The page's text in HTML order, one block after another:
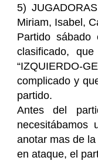
5)
Miriam, Isabel,
Partido
clasificado,
“IZQUIERDO-
complicado y
partido.
Antes del
anotar mas de
en ataque, el